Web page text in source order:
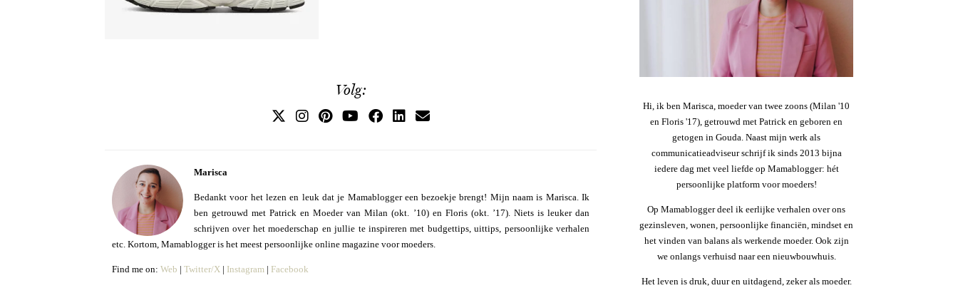
Volg:
Marisca
Bedankt voor het lezen en leuk dat je Mamablogger een bezoekje brengt! Mijn naam is Marisca. Ik
ben getrouwd met Patrick en Moeder van Milan (okt. ’10) en Floris (okt. ’17). Niets is leuker dan
schrijven over het moederschap en jullie te inspireren met budgettips, uittips, persoonlijke verhalen
etc. Kortom, Mamablogger is het meest persoonlijke online magazine voor moeders.
Find me on: Web | Twitter/X | Instagram | Facebook
Hi, ik ben Marisca, moeder van twee zoons (Milan '10
en Floris '17), getrouwd met Patrick en geboren en
getogen in Gouda. Naast mijn werk als
communicatieadviseur schrijf ik sinds 2013 bijna
iedere dag met veel liefde op Mamablogger: hét
persoonlijke platform voor moeders!
Op Mamablogger deel ik eerlijke verhalen over ons
gezinsleven, wonen, persoonlijke financiën, mindset en
het vinden van balans als werkende moeder. Ook zijn
we onlangs verhuisd naar een nieuwbouwhuis.
Het leven is druk, duur en uitdagend, zeker als moeder.